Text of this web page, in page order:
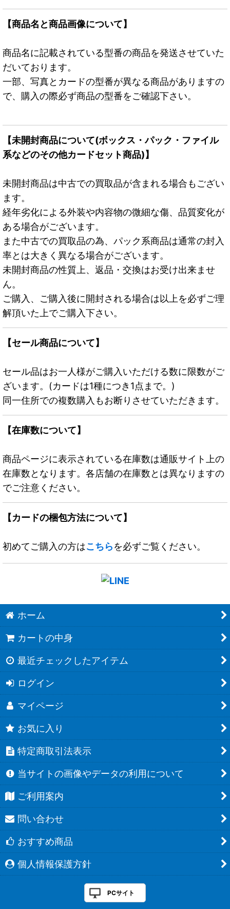
【商品名と商品画像について】
商品名に記載されている型番の商品を発送させていた
だいております。
一部、写真とカードの型番が異なる商品がありますの
で、購入の際必ず商品の型番をご確認下さい。
【未開封商品について(ボックス・パック・ファイル
系などのその他カードセット商品)】
未開封商品は中古での買取品が含まれる場合もござい
ます。
経年劣化による外装や内容物の微細な傷、品質変化が
ある場合がございます。
また中古での買取品の為、パック系商品は通常の封入
率とは大きく異なる場合がございます。
未開封商品の性質上、返品・交換はお受け出来ませ
ん。
ご購入、ご購入後に開封される場合は以上を必ずご理
解頂いた上でご購入下さい。
【セール商品について】
セール品はお一人様がご購入いただける数に限数がご
ざいます。(カードは1種につき1点まで。)
同一住所での複数購入もお断りさせていただきます。
【在庫数について】
商品ページに表示されている在庫数は通販サイト上の
在庫数となります。各店舗の在庫数とは異なりますの
でご注意ください。
【カードの梱包方法について】
初めてご購入の方はこちらを必ずご覧ください。
ホーム
カートの中身
最近チェックしたアイテム
ログイン
マイページ
お気に入り
特定商取引法表示
当サイトの画像やデータの利用について
ご利用案内
問い合わせ
おすすめ商品
個人情報保護方針
PCサイト